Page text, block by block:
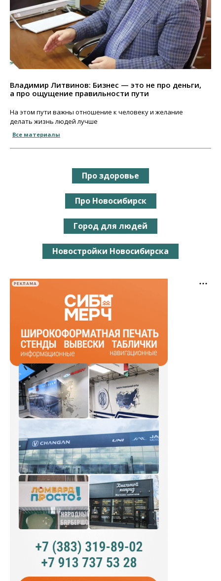
Владимир Литвинов: Бизнес — это не про деньги,
а про ощущение правильности пути
На этом пути важны отношение к человеку и желание
делать жизнь людей лучше
Все материалы
Про здоровье
Про Новосибирск
Город для людей
Новостройки Новосибирска
РЕКЛАМА